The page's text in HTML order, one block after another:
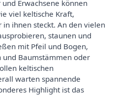
Erwachsene können
viel keltische Kraft,
ihnen steckt. An den vielen
staunen und
mit Pfeil und Bogen,
und Baumstämmen oder
keltischen
warten spannende
Highlight ist das